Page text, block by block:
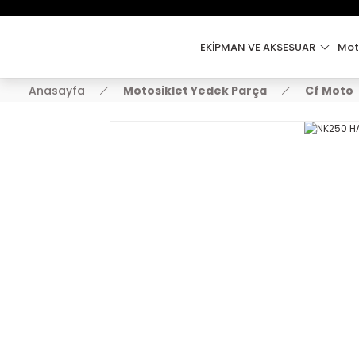
EKİPMAN VE AKSESUAR
Anasayfa Motosiklet Yedek Parça Cf Moto